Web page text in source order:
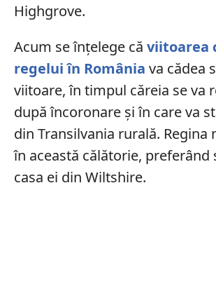
Highgrove.
Acum se înțelege că viitoarea
regelui în România va cădea
viitoare, în timpul căreia se va
după încoronare și în care va
din Transilvania rurală. Regina
în această călătorie, preferând
casa ei din Wiltshire.